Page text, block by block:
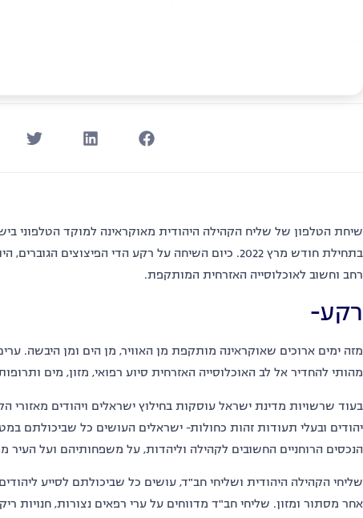
שיחת הטלפון של שליח הקהילה היהודית מאוקראינה למוקד הטלפוני
בתחילת חודש מרץ 2022. כיום השיחה על רקע הדי
רחב וחשוב לאוכלוסייה האזרחית המותקפת.
רקע-
מזה ימים ארוכים שאוקראינה מותקפת מן האוויר, מן הים ומן היבשה.
מהותי להחדיר אל לב האוכלוסייה האזרחית סיוע רפואי, מזון, מים
בעוד שרשויות מדינת ישראל עוסקות בחילוץ ישראלים ויהודים
יהודים ובעלי תעודות זהות כחולות- ישראלים העושים כל שביכולתם
הנכסים הרוחניים החשובים לקהילה וליהדות, על משפחותיהם ועל העיר
שליחי הקהילה היהודית ושליחי חב"ד, עושים כל שביכולתם לסייע
אחר מסתור ומזון. שליחי חב"ד מדווחים על ערי רפאים נצורות, חנויות